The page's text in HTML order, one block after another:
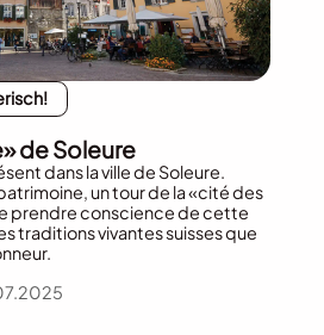
de Soleure
dans la ville de Soleure.
un tour de la «cité des
prendre conscience de cette
traditions vivantes suisses que